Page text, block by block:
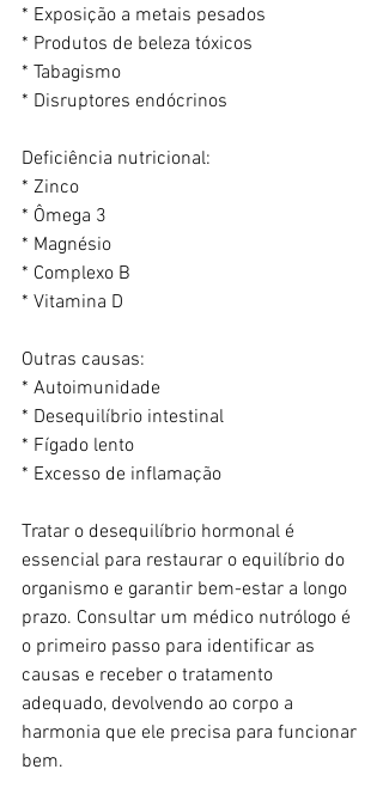
* Exposição a metais pesados
* Produtos de beleza tóxicos
* Tabagismo
* Disruptores endócrinos
Deficiência nutricional:
* Zinco
* Ômega 3
* Magnésio
* Complexo B
* Vitamina D
Outras causas:
* Autoimunidade
* Desequilíbrio intestinal
* Fígado lento
* Excesso de inflamação
Tratar o desequilíbrio hormonal é
essencial para restaurar o equilíbrio do
organismo e garantir bem-estar a longo
prazo. Consultar um médico nutrólogo é
o primeiro passo para identificar as
causas e receber o tratamento
adequado, devolvendo ao corpo a
harmonia que ele precisa para funcionar
bem.